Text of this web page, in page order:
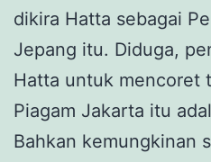
dikira Hatta sebagai
Jepang itu. Diduga,
Hatta untuk mencoret
Piagam Jakarta itu
Bahkan kemungkinan